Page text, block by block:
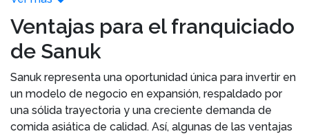
Ventajas para el franquiciado
de Sanuk
Sanuk representa una oportunidad única para invertir en
un modelo de negocio en expansión, respaldado por
una sólida trayectoria y una creciente demanda de
comida asiática de calidad. Así, algunas de las ventajas